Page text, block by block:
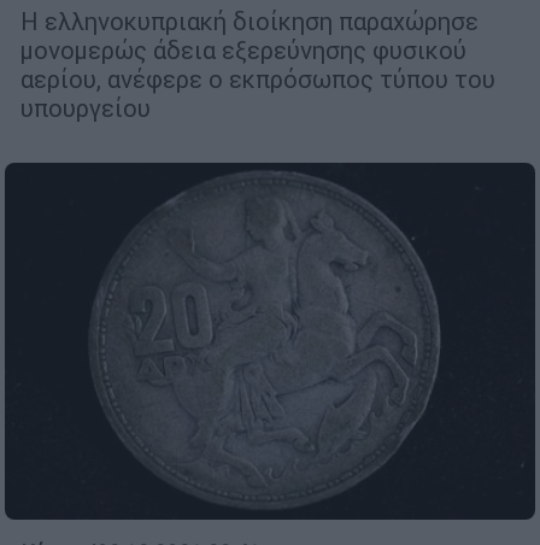
Η ελληνοκυπριακή διοίκηση παραχώρησε
μονομερώς άδεια εξερεύνησης φυσικού
αερίου, ανέφερε ο εκπρόσωπος τύπου του
υπουργείου